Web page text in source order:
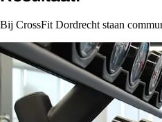
Bij CrossFit Dordrecht staan